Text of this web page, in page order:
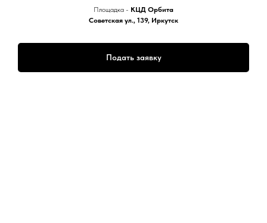
Площадка - КЦД Орбита
Советская ул., 139, Иркутск
Подать заявку